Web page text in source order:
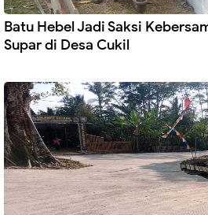
Batu Hebel Jadi Saksi
Supar di Desa Cukil